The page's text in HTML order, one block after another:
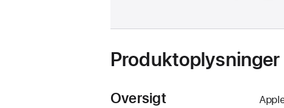
Produktoplysninger
Oversigt